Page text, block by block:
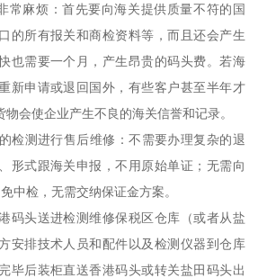
常麻烦：首先要向海关提供质量不符的国
的所有报关和商检资料等，而且还会产生
也需要一个月，产生昂贵的码头费。若海
新申请或退回国外，有些客户甚至半年才
会使企业产生不良的海关信誉和记录。
检测进行售后维修：不需要办理复杂的退
形式跟海关申报，不用原始单证；无需向
中检，无需交纳保证金方案。
码头送进检测维修保税区仓库（或者从盐
安排技术人员和配件以及检测仪器到仓库
毕后装柜直送香港码头或转关盐田码头出